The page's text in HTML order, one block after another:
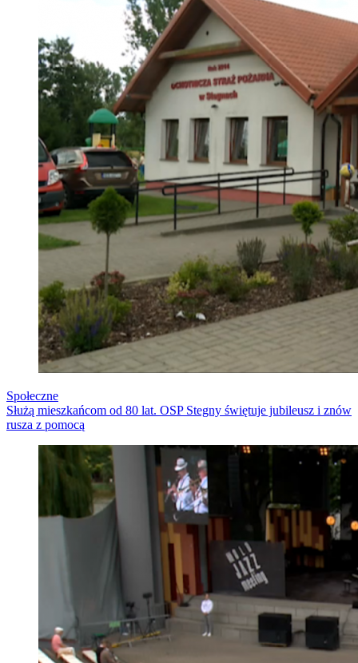
Społeczne
Służą mieszkańcom od 80 lat. OSP Stegny świętuje jubileusz i znów
rusza z pomocą